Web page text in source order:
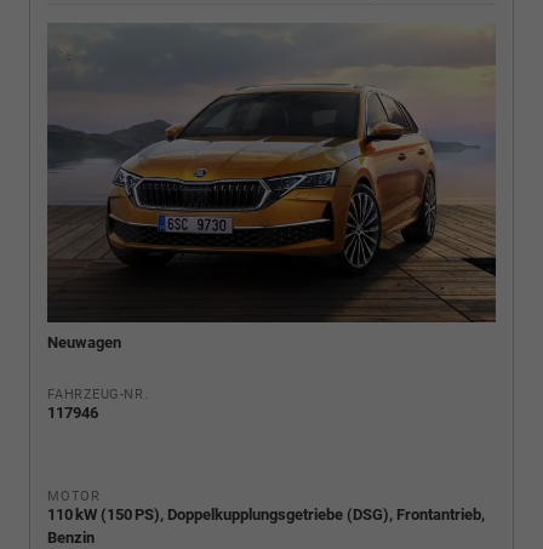
Neuwagen
FAHRZEUG-NR.
117946
MOTOR
110 kW (150 PS), Doppelkupplungsgetriebe (DSG), Frontantrieb,
Benzin